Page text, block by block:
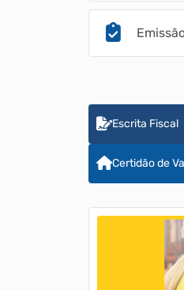
Escrita Fiscal
Certidão de